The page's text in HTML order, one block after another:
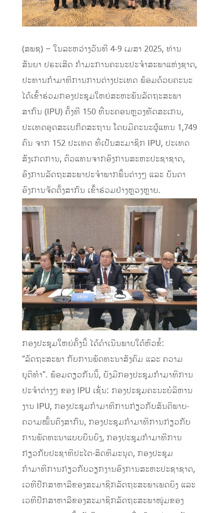
(ສພຊ) – ໃນລະຫວ່າງວັນທີ 4-9 ເມສາ 2025, ທ່ານ
ສັນຍາ ປຣະເສີດ ກໍາມະການຄະນະປະຈໍາສະພາແຫ່ງຊາດ,
ປະທານກໍາມາທິການການຕ່າງປະເທດ ພ້ອມດ້ວຍຄະນະ
ໄດ້ເຂົ້າຮ່ວມກອງປະຊຸມໃຫຍ່ສະຫະພັນລັດຖະສະພາ
ສາກົນ (IPU) ຄັ້ງທີ 150 ທີ່ນະຄອນຫຼວງທັດສະເກນ,
ປະເທດອຸດສະເບກິດສະຖານ ໂດຍມີຄະນະຜູ້ແທນ 1,749
ຄົນ ຈາກ 152 ປະເທດ ທີ່ເປັນສະມາຊິກ IPU, ປະເທດ
ສັງເກດການ, ຕົວແທນຈາກອົງການສະຫະປະຊາຊາດ,
ອົງການລັດຖະສະພາປະຈຳພາກພື້ນຕ່າງໆ ແລະ ບັນດາ
ອົງການຈັດຕັ້ງສາກົນ ເຂົ້າຮ່ວມຢ່າງຫຼວງຫຼາຍ.
ກອງປະຊຸມໃຫຍ່ຄັ້ງນີ້ ໄດ້ດຳເນີນພາຍໃຕ້ຫົວຂໍ້:
“ລັດຖະສະພາ ກັບການພັດທະນາສັງຄົມ ແລະ ຄວາມ
ຍຸຕິທຳ”. ພ້ອມດຽວກັນນີ້, ຍັງມີກອງປະຊຸມກໍາມາທິການ
ປະຈຳຕ່າງໆ ຂອງ IPU ເຊັ່ນ: ກອງປະຊຸມຄະນະບໍລິຫານ
ງານ IPU, ກອງປະຊຸມກໍາມາທິການກ່ຽວກັບສັນຕິພາບ-
ຄວາມໝັ້ນຄົງສາກົນ, ກອງປະຊຸມກຳມາທິການກ່ຽວກັບ
ການພັດທະນາແບບຍືນຍົງ, ກອງປະຊຸມກຳມາທິການ
ກ່ຽວກັບປະຊາທິປະໄຕ-ສິດທິມະນຸດ, ກອງປະຊຸມ
ກຳມາທິການກ່ຽວກັບວຽກງານອົງການສະຫະປະຊາຊາດ,
ເວທີປຶກສາຫາລືຂອງສະມາຊິກລັດຖະສະພາເພດຍິງ ແລະ
ເວທີປຶກສາຫາລືຂອງສະມາຊິກລັດຖະສະພາໜຸ່ມຂອງ